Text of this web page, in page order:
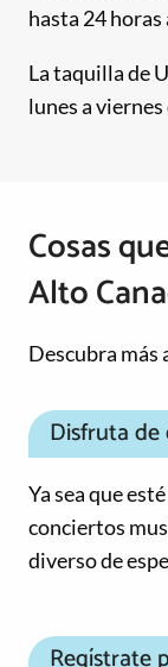
hasta 24 horas
La taquilla de
lunes a viernes
Cosas
Alto
Descubra más
Disfruta
Ya sea que
conciertos
diverso de